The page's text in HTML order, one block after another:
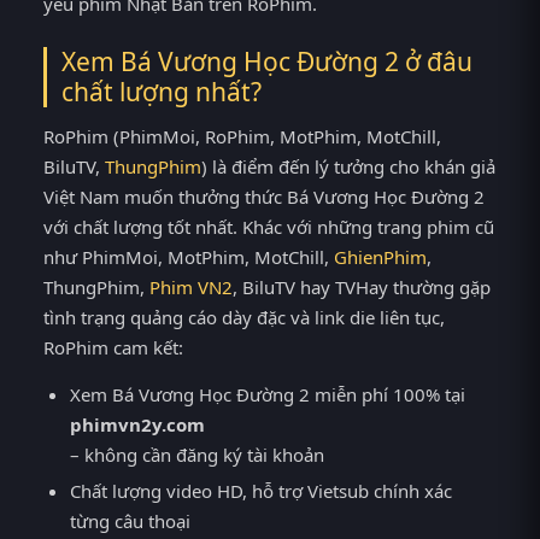
Xem Bá Vương Học Đường 2 ở đâu
chất lượng nhất?
RoPhim (PhimMoi, RoPhim, MotPhim, MotChill,
BiluTV, ThungPhim) là điểm đến lý tưởng cho khán giả
Việt Nam muốn thưởng thức Bá Vương Học Đường 2
với chất lượng tốt nhất. Khác với những trang phim cũ
như PhimMoi, MotPhim, MotChill, GhienPhim,
ThungPhim, Phim VN2, BiluTV hay TVHay thường gặp
tình trạng quảng cáo dày đặc và link die liên tục,
RoPhim cam kết:
Xem Bá Vương Học Đường 2 miễn phí 100% tại
phimvn2y.com
– không cần đăng ký tài khoản
Chất lượng video HD, hỗ trợ Vietsub chính xác
từng câu thoại